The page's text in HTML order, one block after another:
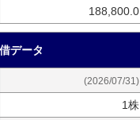
188,800.0
データ
(2026/07/31)
1株